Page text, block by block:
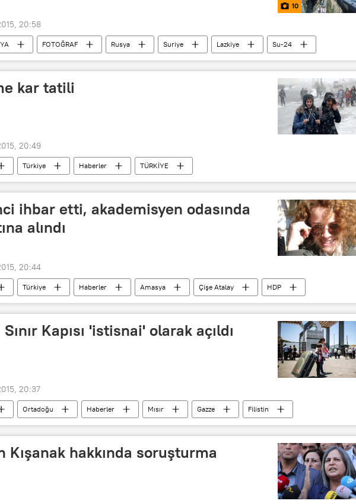
10
20:58
FOTOĞRAF Rusya Suriye Lazkiye Su-24
kar tatili
20:49
Türkiye Haberler TÜRKİYE
ihbar etti, akademisyen odasında
alındı
20:44
Türkiye Haberler Amasya Çişe Atalay HDP
Kapısı 'istisnai' olarak açıldı
20:37
Ortadoğu Haberler Mısır Gazze Filistin
Kışanak hakkında soruşturma